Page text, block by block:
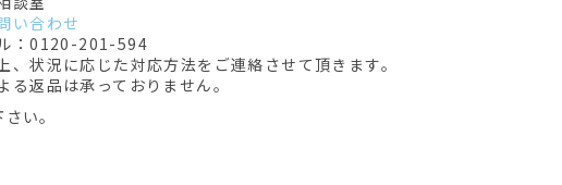
い合わせ
：0120-201-594
、状況に応じた対応方法をご連絡させて頂きます。
る返品は承っておりません。
い。